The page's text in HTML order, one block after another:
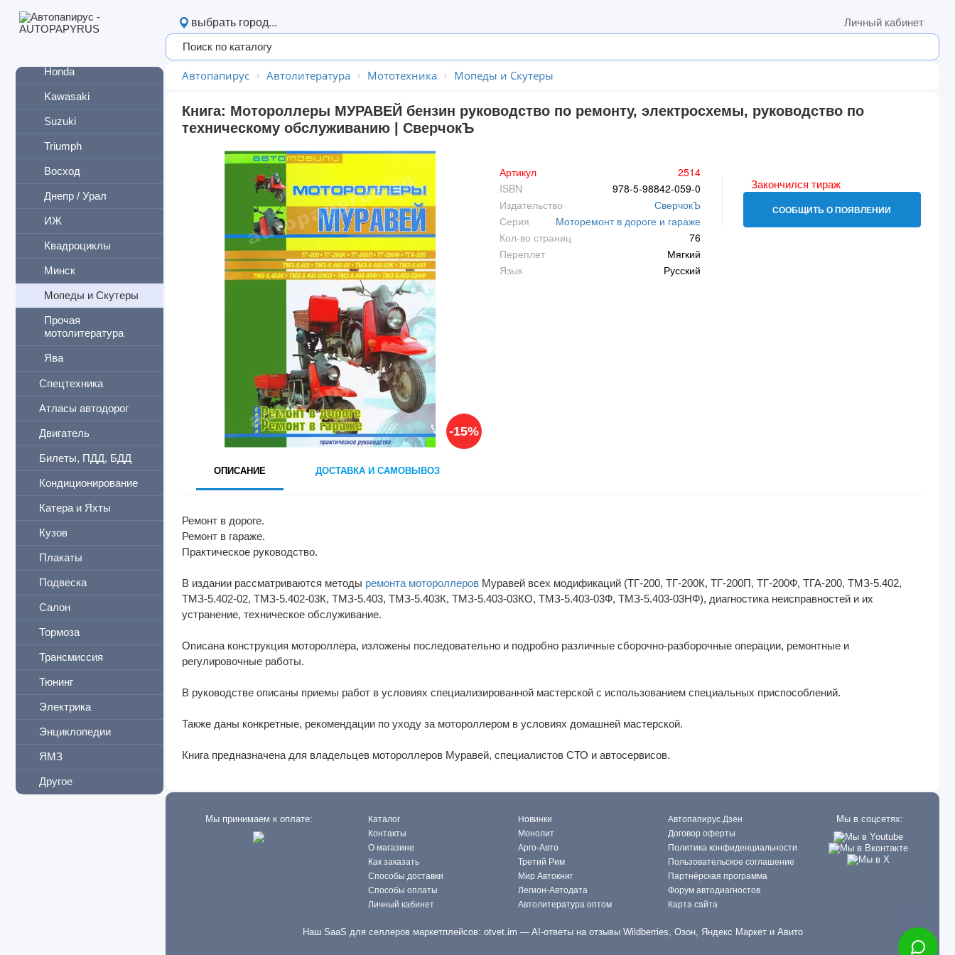
BMW
Honda
Kawasaki
Suzuki
Triumph
Восход
Днепр / Урал
ИЖ
Квадроциклы
Минск
Мопеды и Скутеры
Прочая
мотолитература
Ява
Спецтехника
Атласы автодорог
Двигатель
Билеты, ПДД, БДД
Кондиционирование
Катера и Яхты
Кузов
Плакаты
Подвеска
Салон
Тормоза
Трансмиссия
Тюнинг
Электрика
Энциклопедии
ЯМЗ
Другое
выбрать город... Личный кабинет
Автопапирус Автолитература Мототехника Мопеды и Скутеры
Книга: Мотороллеры МУРАВЕЙ бензин руководство по ремонту, электросхемы, руководство по
техническому обслуживанию | СверчокЪ
-15%
Артикул
2514
ISBN
978-5-98842-059-0
Издательство
СверчокЪ
Серия
Моторемонт в дороге и гараже
Кол-во страниц
76
Переплет
Мягкий
Язык
Русский
Закончился тираж
СООБЩИТЬ О ПОЯВЛЕНИИ
ОПИСАНИЕ ДОСТАВКА И САМОВЫВОЗ
Ремонт в дороге.
Ремонт в гараже.
Практическое руководство.
В издании рассматриваются методы ремонта мотороллеров Муравей всех модификаций (ТГ-200, ТГ-200К, ТГ-200П, ТГ-200Ф, ТГА-200, ТМЗ-5.402,
ТМЗ-5.402-02, ТМЗ-5.402-03К, ТМЗ-5.403, ТМЗ-5.403К, ТМЗ-5.403-03КО, ТМЗ-5.403-03Ф, ТМЗ-5.403-03НФ), диагностика неисправностей и их
ycтранениe, техническое обслуживание.
Описана конструкция мотороллера, изложены последовательно и подробно различные сборочно-разборочные операции, peмонтныe и
регулировочные работы.
В руководстве описаны приемы работ в условиях специализированной мастерской с использованием специальных приспособлений.
Также даны конкретные, рекомендации по уходу за мотороллером в условиях домашней мастерской.
Книга предназначена для владельцев мотороллеров Муравей, специалистов СТО и автосервисов.
Мы принимаем к оплате:
Каталог
Контакты
О магазине
Как заказать
Способы доставки
Способы оплаты
Личный кабинет
Новинки
Монолит
Арго-Авто
Третий Рим
Мир Автокниг
Легион-Автодата
Автолитература оптом
Автопапирус.Дзен
Договор оферты
Политика конфиденциальности
Пользовательское соглашение
Партнёрская программа
Форум автодиагностов
Карта сайта
Мы в соцсетях:
Наш SaaS для селлеров маркетплейсов: otvet.im — AI-ответы на отзывы Wildberries, Озон, Яндекс Маркет и Авито